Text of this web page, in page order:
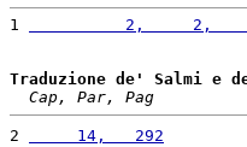
1
2,     2,
Traduzione de' Salmi e
Cap, Par, Pag
2
     14,   292